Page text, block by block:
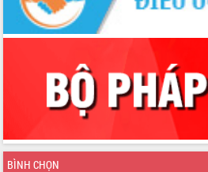
BÌNH CHỌN